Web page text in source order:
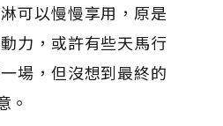
可以慢慢享用，原是
力，或許有些天馬行
場，但沒想到最終的
。